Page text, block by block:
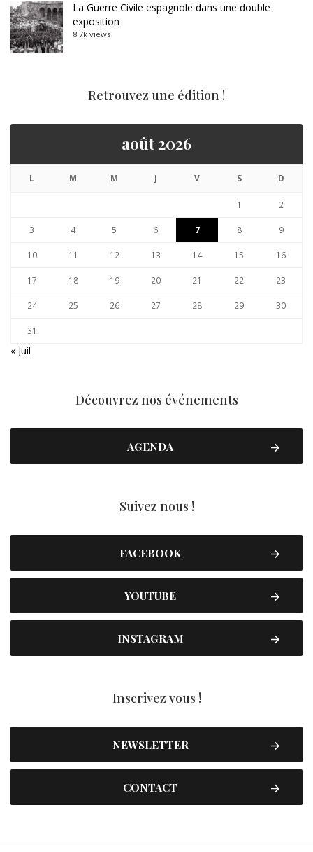
La Guerre Civile espagnole dans une double
exposition
8.7k views
Retrouvez une édition !
août 2026
L M M J V S D
1 2
3 4 5 6 7 8 9
10 11 12 13 14 15 16
17 18 19 20 21 22 23
24 25 26 27 28 29 30
31
« Juil
Découvrez nos événements
AGENDA
Suivez nous !
FACEBOOK
YOUTUBE
INSTAGRAM
Inscrivez vous !
NEWSLETTER
CONTACT